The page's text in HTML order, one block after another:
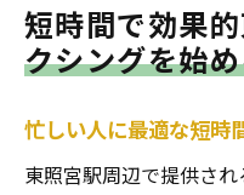
短時間で効果
クシングを始
忙しい人に最適な短時
東照宮駅周辺で提供さ